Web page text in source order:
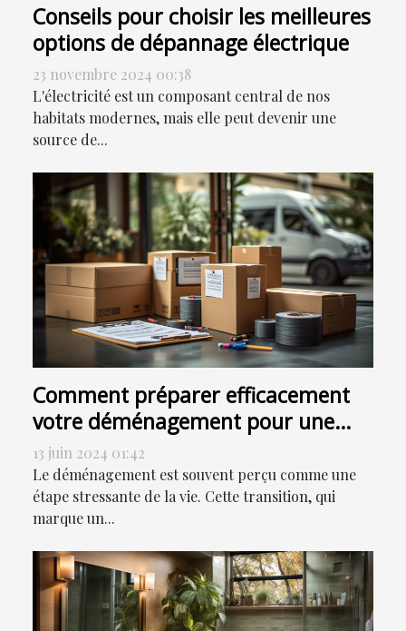
Conseils pour choisir les meilleures
options de dépannage électrique
23 novembre 2024 00:38
L'électricité est un composant central de nos
habitats modernes, mais elle peut devenir une
source de...
Comment préparer efficacement
votre déménagement pour une
transition en douceur
13 juin 2024 01:42
Le déménagement est souvent perçu comme une
étape stressante de la vie. Cette transition, qui
marque un...